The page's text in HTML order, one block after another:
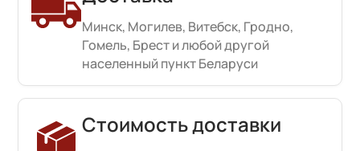
Минск, Могилев, Витебск, Гродно,
Гомель, Брест и любой другой
населенный пункт Беларуси
Стоимость доставки